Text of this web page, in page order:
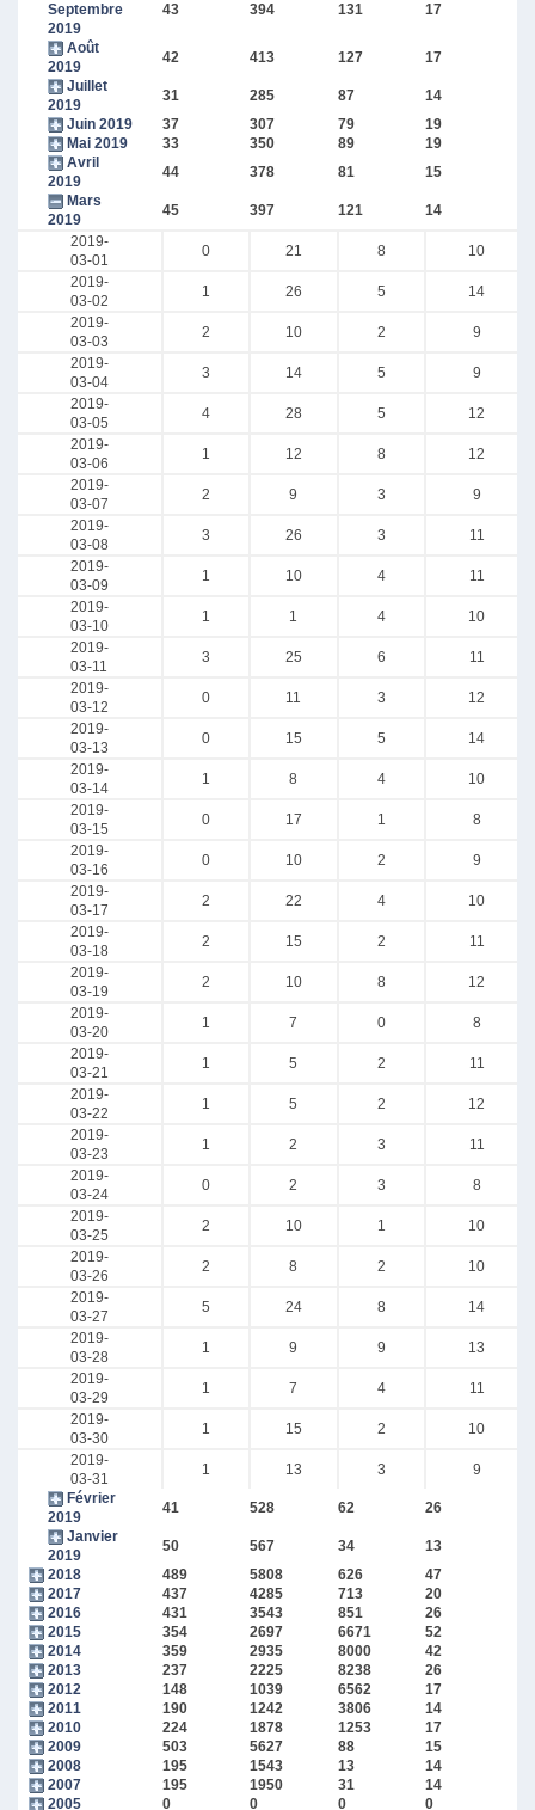
Septembre
2019
43 394 131 17
Août
2019
42 413 127 17
Juillet
2019
31 285 87 14
Juin 2019
37 307 79 19
Mai 2019
33 350 89 19
Avril
2019
44 378 81 15
Mars
2019
45 397 121 14
2019-
03-01
0 21 8
10
2019-
03-02
1 26 5
14
2019-
03-03
2 10 2
9
2019-
03-04
3 14 5
9
2019-
03-05
4 28 5
12
2019-
03-06
1 12 8
12
2019-
03-07
2 9 3
9
2019-
03-08
3 26 3
11
2019-
03-09
1 10 4
11
2019-
03-10
1 1 4
10
2019-
03-11
3 25 6
11
2019-
03-12
0 11 3
12
2019-
03-13
0 15 5
14
2019-
03-14
1 8 4
10
2019-
03-15
0 17 1
8
2019-
03-16
0 10 2
9
2019-
03-17
2 22 4
10
2019-
03-18
2 15 2
11
2019-
03-19
2 10 8
12
2019-
03-20
1 7 0
8
2019-
03-21
1 5 2
11
2019-
03-22
1 5 2
12
2019-
03-23
1 2 3
11
2019-
03-24
0 2 3
8
2019-
03-25
2 10 1
10
2019-
03-26
2 8 2
10
2019-
03-27
5 24 8
14
2019-
03-28
1 9 9
13
2019-
03-29
1 7 4
11
2019-
03-30
1 15 2
10
2019-
03-31
1 13 3
9
Février
2019
41 528 62 26
Janvier
2019
50 567 34 13
2018
489 5808 626 47
2017
437 4285 713 20
2016
431 3543 851 26
2015
354 2697 6671 52
2014
359 2935 8000 42
2013
237 2225 8238 26
2012
148 1039 6562 17
2011
190 1242 3806 14
2010
224 1878 1253 17
2009
503 5627 88 15
2008
195 1543 13 14
2007
195 1950 31 14
2005
0 0 0 0